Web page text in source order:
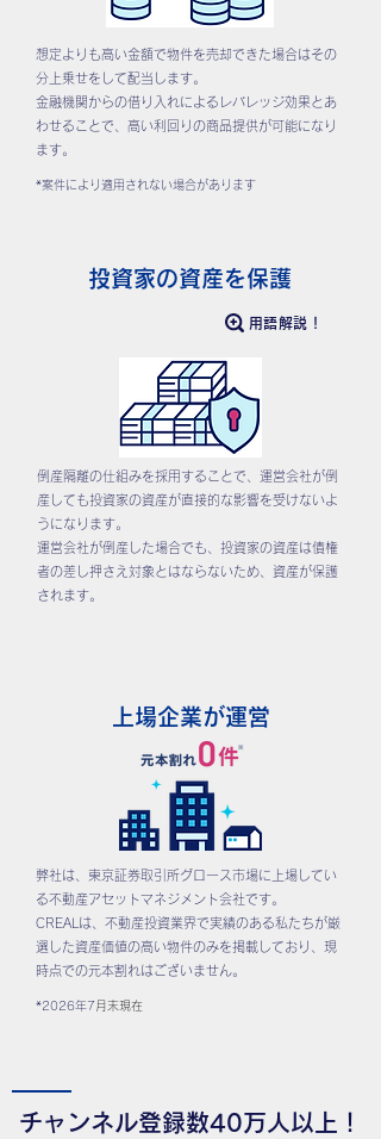
想定よりも高い金額で物件を売却できた場合はその
分上乗せをして配当します。
金融機関からの借り入れによるレバレッジ効果とあ
わせることで、高い利回りの商品提供が可能になり
ます。
*案件により適用されない場合があります
投資家の資産を保護
用語解説！
倒産隔離の仕組みを採用することで、運営会社が倒
産しても投資家の資産が直接的な影響を受けないよ
うになります。
運営会社が倒産した場合でも、投資家の資産は債権
者の差し押さえ対象とはならないため、資産が保護
されます。
上場企業が運営
弊社は、東京証券取引所グロース市場に上場してい
る不動産アセットマネジメント会社です。
CREALは、不動産投資業界で実績のある私たちが厳
選した資産価値の高い物件のみを掲載しており、現
時点での元本割れはございません。
*2026年7 月末現在
チャンネル登録数40万人以上！